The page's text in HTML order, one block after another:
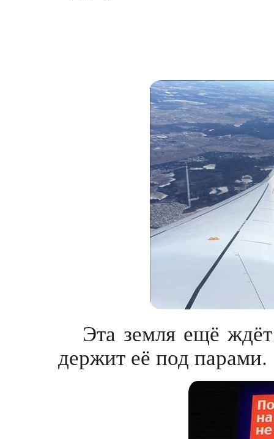
Эта земля ещё
держит её под парами.